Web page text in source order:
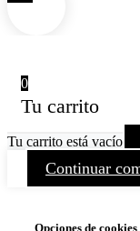
0
Tu carrito
Tu carrito está vacío
Continuar
Opciones de cookies